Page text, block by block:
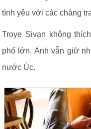
tình yêu với các chàng
Troye Sivan không
phố lớn. Anh vẫn giữ
nước Úc.